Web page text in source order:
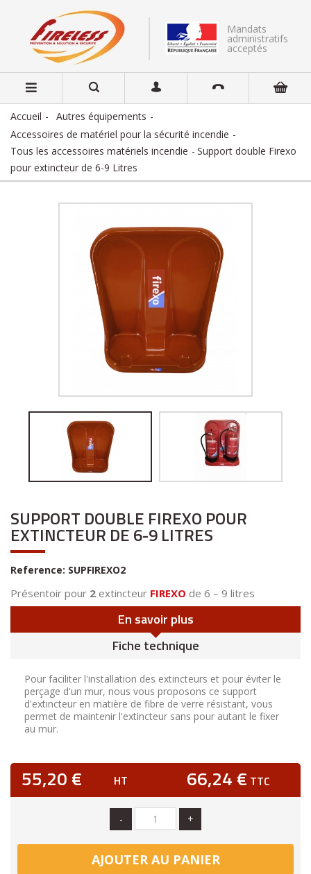
Mandats
administratifs
acceptés
Accueil
Autres équipements
Accessoires de matériel pour la sécurité incendie
Tous les accessoires matériels incendie
Support double Firexo
pour extincteur de 6-9 Litres
SUPPORT DOUBLE FIREXO POUR
EXTINCTEUR DE 6-9 LITRES
Reference: SUPFIREXO2
Présentoir pour 2 extincteur FIREXO de 6 – 9 litres
En savoir plus
Fiche technique
Pour faciliter l'installation des extincteurs et pour éviter le
perçage d'un mur, nous vous proposons ce support
d'extincteur en matière de fibre de verre résistant, vous
permet de maintenir l'extincteur sans pour autant le fixer
au mur.
55,20 € HT 66,24 € TTC
- +
AJOUTER AU PANIER